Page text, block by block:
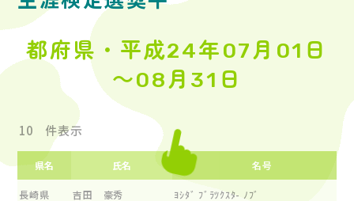
都府県・平成24年07月01日
～08月31日
件表示
県名 氏名 名号
長崎県 吉田 豪秀 ﾖｼﾀﾞ ﾌﾞﾗﾂｸｽﾀ- ﾉﾌﾞ